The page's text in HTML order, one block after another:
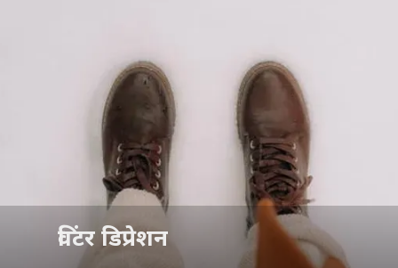
विंटर डिप्रेशन